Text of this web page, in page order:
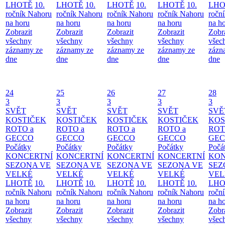
LHOTĚ 10.
ročník Nahoru
na horu
Zobrazit
všechny
záznamy ze
dne
LHOTĚ 10.
ročník Nahoru
na horu
Zobrazit
všechny
záznamy ze
dne
LHOTĚ 10.
ročník Nahoru
na horu
Zobrazit
všechny
záznamy ze
dne
LHOTĚ 10.
ročník Nahoru
na horu
Zobrazit
všechny
záznamy ze
dne
na
dne
24
3
SVĚT
KOSTIČEK
ROTO a
GECCO
Počátky
KONCERTNÍ
SEZONA VE
VELKÉ
LHOTĚ 10.
ročník Nahoru
na horu
Zobrazit
všechny
25
3
SVĚT
KOSTIČEK
ROTO a
GECCO
Počátky
KONCERTNÍ
SEZONA VE
VELKÉ
LHOTĚ 10.
ročník Nahoru
na horu
Zobrazit
všechny
26
3
SVĚT
KOSTIČEK
ROTO a
GECCO
Počátky
KONCERTNÍ
SEZONA VE
VELKÉ
LHOTĚ 10.
ročník Nahoru
na horu
Zobrazit
všechny
27
3
SVĚT
KOSTIČEK
ROTO a
GECCO
Počátky
KONCERTNÍ
SEZONA VE
VELKÉ
LHOTĚ 10.
ročník Nahoru
na horu
Zobrazit
všechny
28
3
na